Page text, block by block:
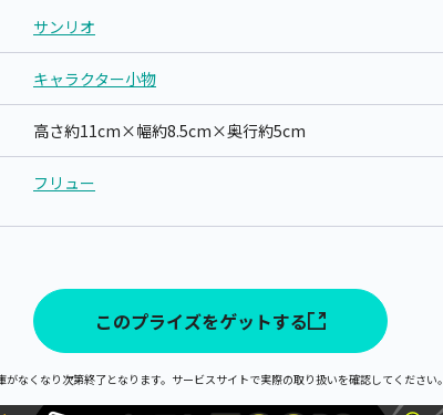
サンリオ
キャラクター小物
高さ約11cm×幅約8.5cm×奥行約5cm
フリュー
このプライズをゲットする
なくなり次第終了となります。サービスサイトで実際の取り扱いを確認してください。